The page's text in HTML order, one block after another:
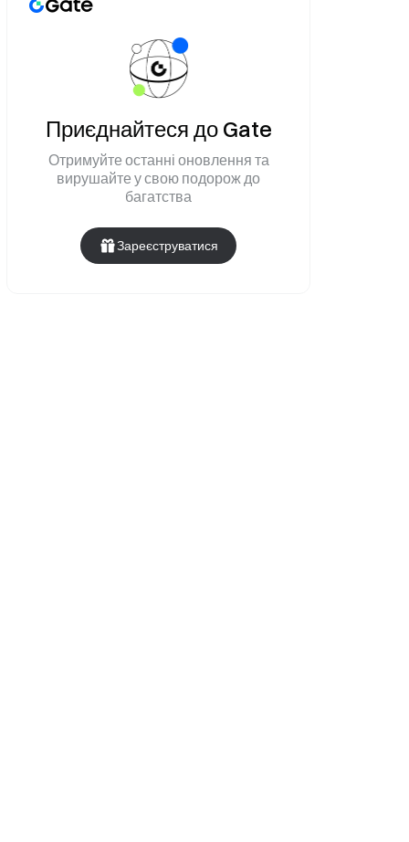
Приєднайтеся до Gate
Отримуйте останні оновлення та
вирушайте у свою подорож до
багатства
Зареєструватися